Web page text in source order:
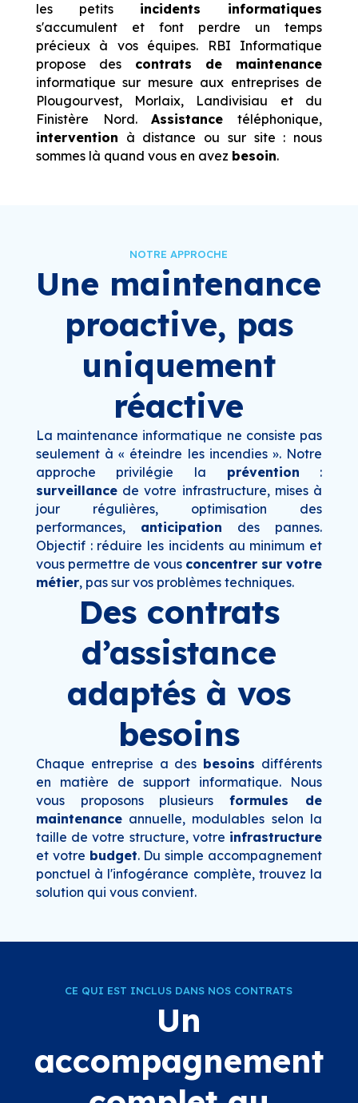
les petits incidents informatiques
s'accumulent et font perdre un temps
précieux à vos équipes. RBI Informatique
propose des contrats de maintenance
informatique sur mesure aux entreprises de
Plougourvest, Morlaix, Landivisiau et du
Finistère Nord.Assistance téléphonique,
intervention à distance ou sur site : nous
sommes là quand vous en avez besoin.
NOTRE APPROCHE
Une maintenance
proactive, pas
uniquement
réactive
La maintenance informatique ne consiste pas
seulement à « éteindre les incendies ». Notre
approche privilégie la prévention :
surveillancede votre infrastructure, mises à
jour régulières, optimisation des
performances, anticipation des pannes.
Objectif : réduire les incidents au minimum et
vous permettre de vous concentrer sur votre
métier, pas sur vos problèmes techniques.
Des contrats
d’assistance
adaptés à vos
besoins
Chaque entreprise a des besoins différents
en matière de support informatique. Nous
vous proposons plusieursformules de
maintenanceannuelle, modulables selon la
taille de votre structure, votre infrastructure
et votre budget. Du simple accompagnement
ponctuel à l'infogérance complète, trouvez la
solution qui vous convient.
CE QUI EST INCLUS DANS NOS CONTRATS
Un
accompagnement